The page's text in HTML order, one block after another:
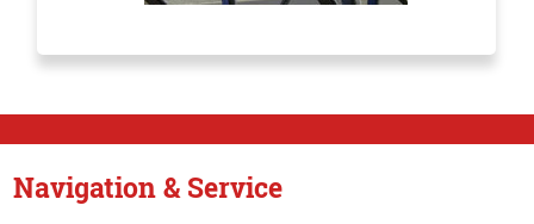
Navigation & Service